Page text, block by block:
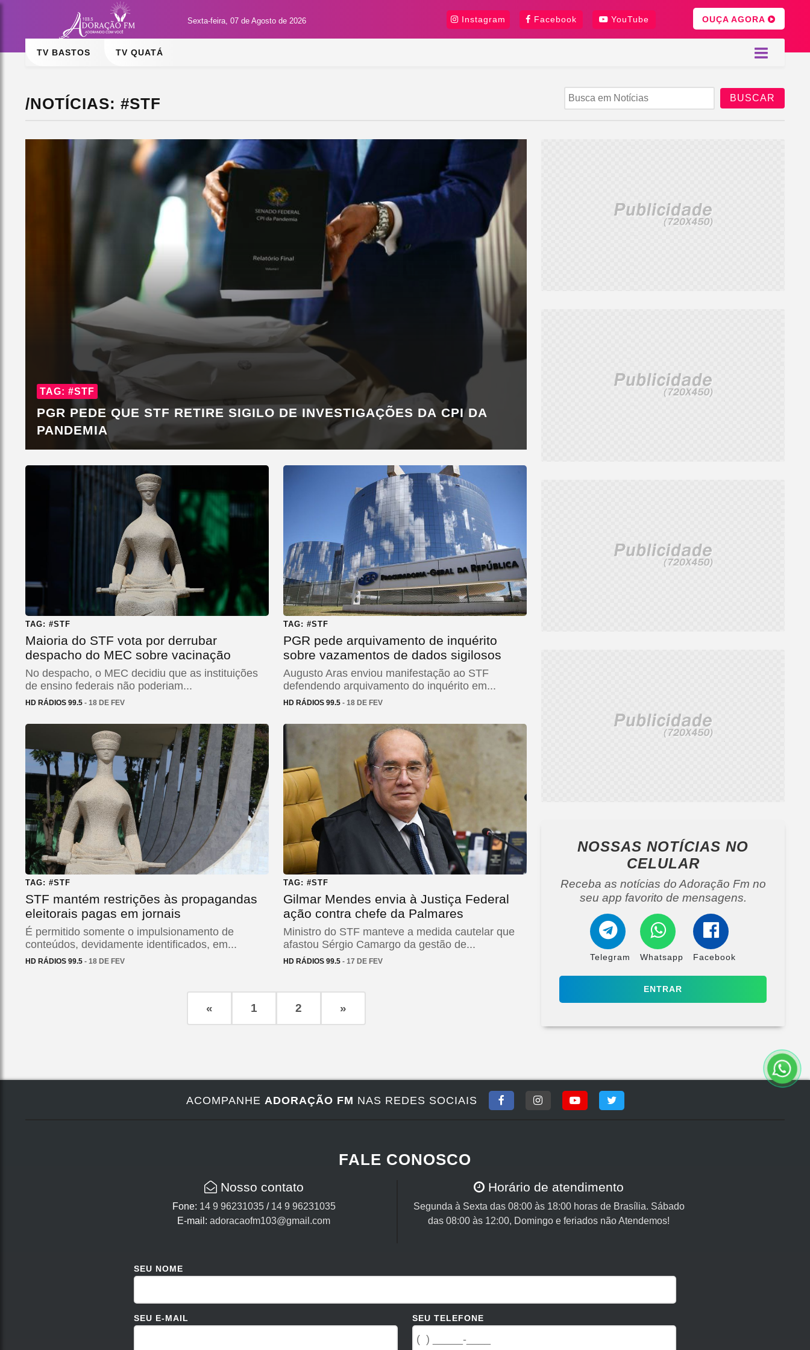
Sexta-feira, 07 de Agosto de 2026 Instagram Facebook YouTube OUÇA AGORA
TV BASTOS TV QUATÁ
/NOTÍCIAS: #STF BUSCAR
TAG: #STF
PGR PEDE QUE STF RETIRE SIGILO DE INVESTIGAÇÕES DA CPI DA
PANDEMIA
TAG: #STF
Maioria do STF vota por derrubar
despacho do MEC sobre vacinação
No despacho, o MEC decidiu que as instituições
de ensino federais não poderiam...
HD RÁDIOS 99.5 - 18 DE FEV
TAG: #STF
PGR pede arquivamento de inquérito
sobre vazamentos de dados sigilosos
Augusto Aras enviou manifestação ao STF
defendendo arquivamento do inquérito em...
HD RÁDIOS 99.5 - 18 DE FEV
TAG: #STF
STF mantém restrições às propagandas
eleitorais pagas em jornais
É permitido somente o impulsionamento de
conteúdos, devidamente identificados, em...
HD RÁDIOS 99.5 - 18 DE FEV
TAG: #STF
Gilmar Mendes envia à Justiça Federal
ação contra chefe da Palmares
Ministro do STF manteve a medida cautelar que
afastou Sérgio Camargo da gestão de...
HD RÁDIOS 99.5 - 17 DE FEV
« 1 2 »
NOSSAS NOTÍCIAS NO
CELULAR
Receba as notícias do Adoração Fm no
seu app favorito de mensagens.
Telegram Whatsapp Facebook
ENTRAR
ACOMPANHE ADORAÇÃO FM NAS REDES SOCIAIS
FALE CONOSCO
Nosso contato
Fone: 14 9 96231035/ 14 9 96231035
E-mail:adoracaofm103@gmail.com
Horário de atendimento
Segunda à Sexta das 08:00 às 18:00 horas de Brasília. Sábado
das 08:00 às 12:00, Domingo e feriados não Atendemos!
SEU NOME
SEU E-MAIL SEU TELEFONE